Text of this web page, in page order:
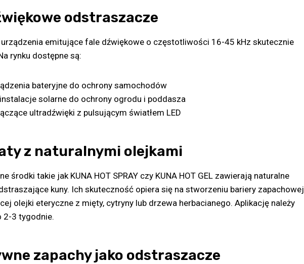
odstraszacze
emitujące fale dźwiękowe o częstotliwości 16-45 kHz skutecznie
rynku dostępne są:
bateryjne do ochrony samochodów
solarne do ochrony ogrodu i poddasza
ultradźwięki z pulsującym światłem LED
z naturalnymi olejkami
środki takie jak KUNA HOT SPRAY czy KUNA HOT GEL zawierają naturalne
kuny. Ich skuteczność opiera się na stworzeniu bariery zapachowej
olejki eteryczne z mięty, cytryny lub drzewa herbacianego. Aplikację należy
2-3 tygodnie.
zapachy jako odstraszacze